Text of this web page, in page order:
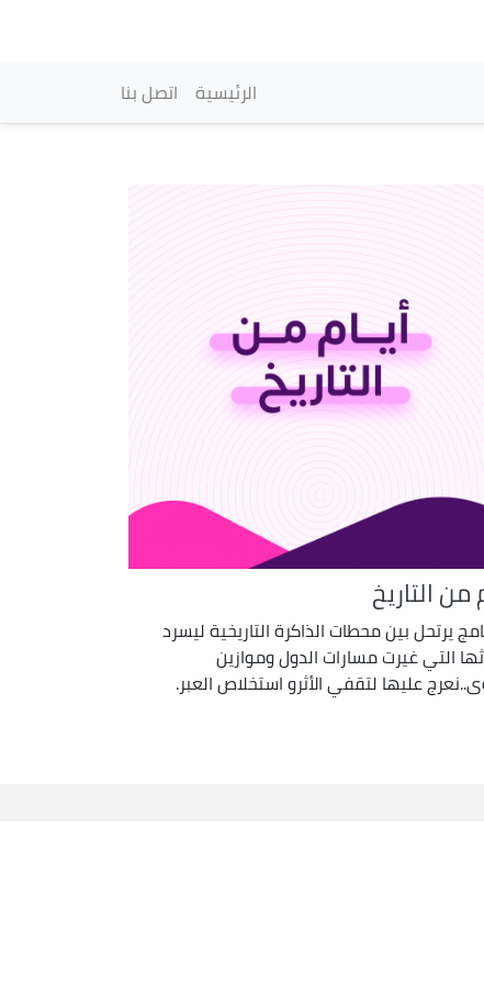
principale
الرئيسية اتصل بنا
من التاريخ
يرتحل بين محطات الذاكرة التاريخية ليسرد
التي غيرت مسارات الدول وموازين
عليها لتقفي الأثرو استخلاص العبر.